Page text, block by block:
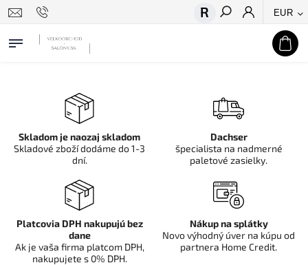
EUR
Hľadať
Skladom je naozaj skladom
Skladové zboží dodáme do 1-3
dní.
Dachser
špecialista na nadmerné
paletové zasielky.
Platcovia DPH nakupujú bez
dane
Ak je vaša firma platcom DPH,
nakupujete s 0% DPH.
Nákup na splátky
Novo výhodný úver na kúpu od
partnera Home Credit.